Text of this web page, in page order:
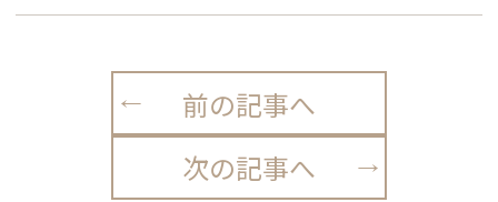
前の記事へ
次の記事へ